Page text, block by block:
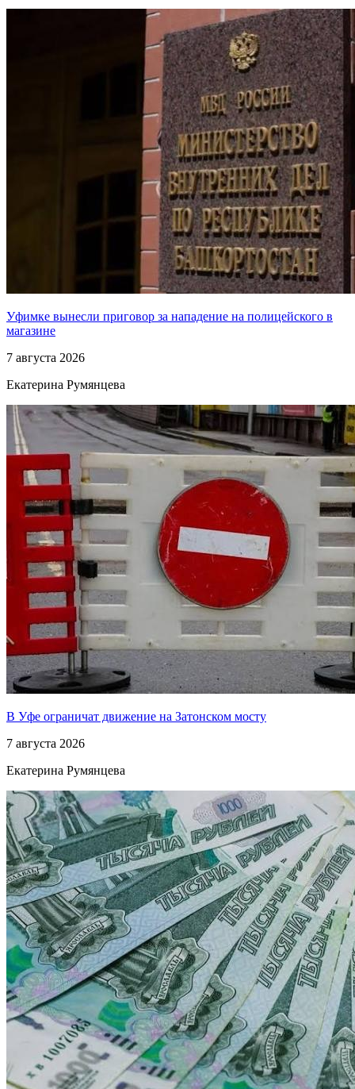
Уфимке вынесли приговор за нападение на полицейского в
магазине
7 августа 2026
Екатерина Румянцева
В Уфе ограничат движение на Затонском мосту
7 августа 2026
Екатерина Румянцева